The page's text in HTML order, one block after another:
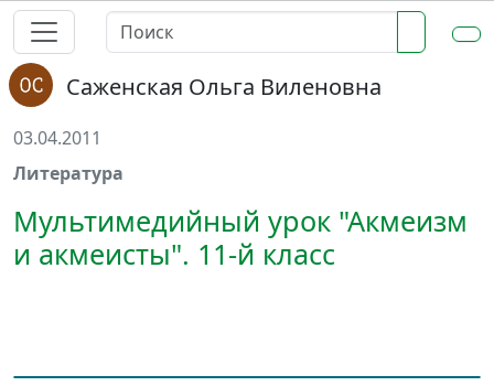
Саженская Ольга Виленовна
03.04.2011
Литература
Мультимедийный урок "Акмеизм
и акмеисты". 11-й класс